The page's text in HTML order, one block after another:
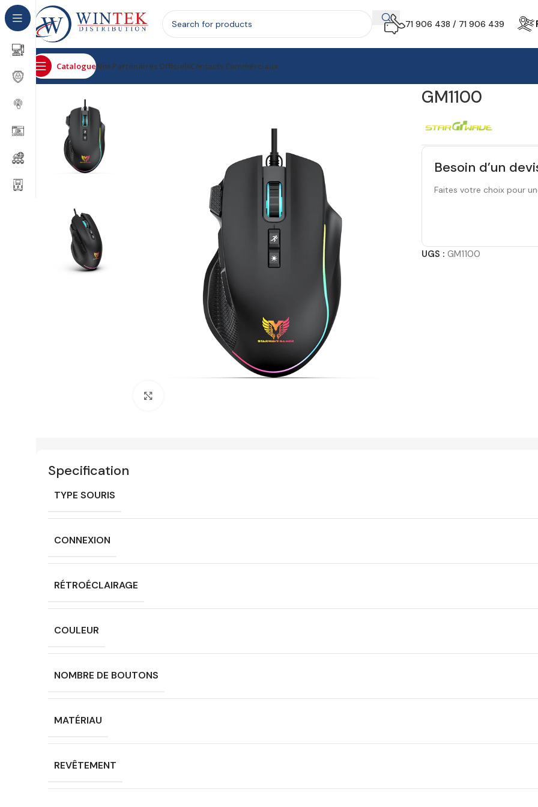
71 906 438 / 71 906 439
CatalogueNos Partenaires OfficielsContacts Commerciaux
Accueil Informatique
GM1100
Besoin d’un
Faites votre choix pour
UGS : GM1100
Specification
TYPE SOURIS
CONNEXION
RÉTROÉCLAIRAGE
COULEUR
NOMBRE DE BOUTONS
MATÉRIAU
REVÊTEMENT